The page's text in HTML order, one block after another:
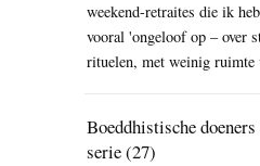
weekend-retraites die ik
vooral 'ongeloof op – over
rituelen, met weinig ruimte
Boeddhistische doeners
serie (27)